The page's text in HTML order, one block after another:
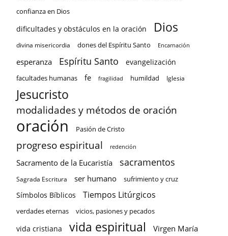
confianza en Dios
dificultades y obstáculos en la oración Dios
divina misericordia dones del Espíritu Santo Encarnación
esperanza Espíritu Santo evangelización
facultades humanas fe fragilidad humildad Iglesia
Jesucristo
modalidades y métodos de oración
oración Pasión de Cristo
progreso espiritual redención
Sacramento de la Eucaristía sacramentos
Sagrada Escritura ser humano sufrimiento y cruz
Símbolos Bíblicos Tiempos Litúrgicos
verdades eternas vicios, pasiones y pecados
vida cristiana vida espiritual Virgen María